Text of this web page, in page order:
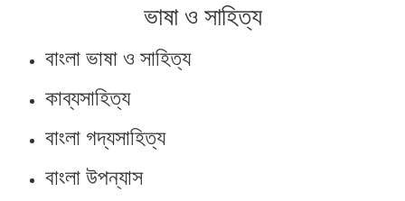
ভাষা ও সাহিত্য
বাংলা ভাষা ও সাহিত্য
কাব্যসাহিত্য
বাংলা গদ্যসাহিত্য
বাংলা উপন্যাস